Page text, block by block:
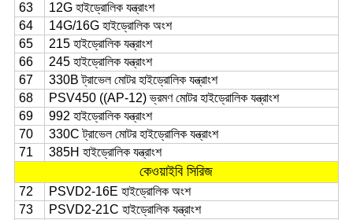
63
12G হাইড্রোলিক যন্ত্রাংশ
64
14G/16G হাইড্রোলিক অংশ
65
215 হাইড্রোলিক যন্ত্রাংশ
66
245 হাইড্রোলিক যন্ত্রাংশ
67
330B ট্রাভেল মোটর হাইড্রোলিক যন্ত্রাংশ
68
PSV450 ((AP-12) ভ্রমণ মোটর হাইড্রোলিক যন্ত্রাংশ
69
992 হাইড্রোলিক যন্ত্রাংশ
70
330C ট্রাভেল মোটর হাইড্রোলিক যন্ত্রাংশ
71
385H হাইড্রোলিক যন্ত্রাংশ
কেওয়াইবি সিরিজ
72
PSVD2-16E হাইড্রোলিক অংশ
73
PSVD2-21C হাইড্রোলিক যন্ত্রাংশ